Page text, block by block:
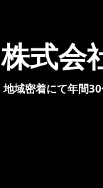
株式会
地域密着にて年間